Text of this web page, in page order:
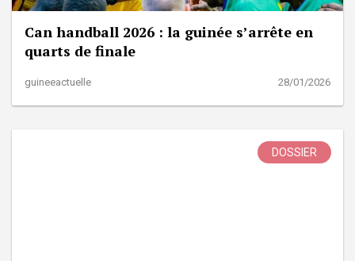
Can handball 2026 : la guinée s’arrête en
quarts de finale
guineeactuelle 28/01/2026
DOSSIER